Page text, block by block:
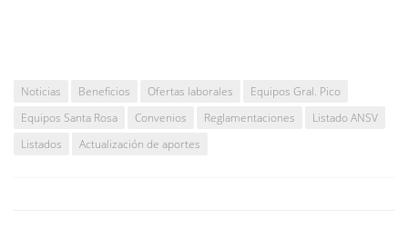
Noticias Beneficios Ofertas laborales
Equipos Gral. Pico
Equipos Santa Rosa
Convenios Reglamentaciones
Listado ANSV
Listados
Actualización de aportes